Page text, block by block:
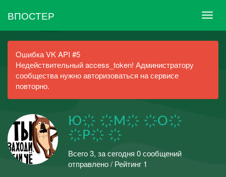
ВПОСТЕР
Ошибка VK API #5
Недействительный access_token! Администратору
сообщества нужно авторизоваться на сервисе
повторно.
Ю҉ ҉М҉ ҉О҉
҉Р҉ ҉
Всего 3, за сегодня 0 сообщений
отправлено / Рейтинг 1